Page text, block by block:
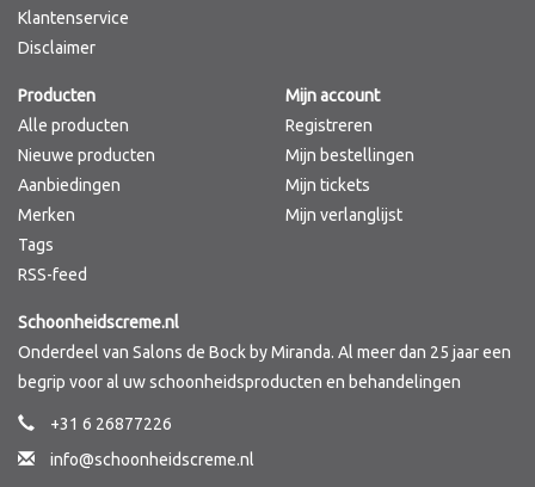
Klantenservice
Disclaimer
Producten
Alle producten
Nieuwe producten
Aanbiedingen
Merken
Tags
RSS-feed
Mijn account
Registreren
Mijn bestellingen
Mijn tickets
Mijn verlanglijst
Schoonheidscreme.nl
Onderdeel van Salons de Bock by Miranda. Al meer dan 25 jaar een
begrip voor al uw schoonheidsproducten en behandelingen
+31 6 26877226
info@schoonheidscreme.nl